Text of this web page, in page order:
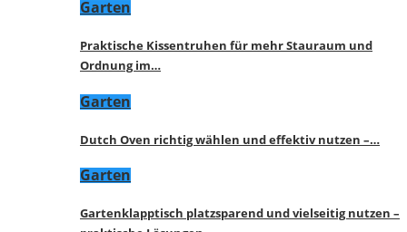
Garten
Praktische Kissentruhen für mehr Stauraum und
Ordnung im…
Garten
Dutch Oven richtig wählen und effektiv nutzen –…
Garten
Gartenklapptisch platzsparend und vielseitig nutzen –